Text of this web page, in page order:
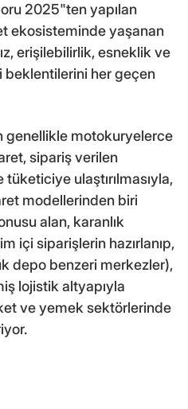
2025"ten yapılan
ekosisteminde yaşanan
erişilebilirlik, esneklik ve
her geçen
genellikle motokuryelerce
sipariş verilen
ulaştırılmasıyla,
modellerinden biri
alan, karanlık
içi siparişlerin hazırlanıp,
depo benzeri merkezler),
lojistik altyapıyla
ve yemek sektörlerinde